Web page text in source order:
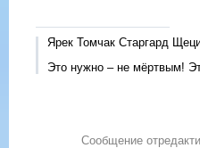
Ярек Томчак Старгард
Это нужно – не мёртвым!
Сообщение